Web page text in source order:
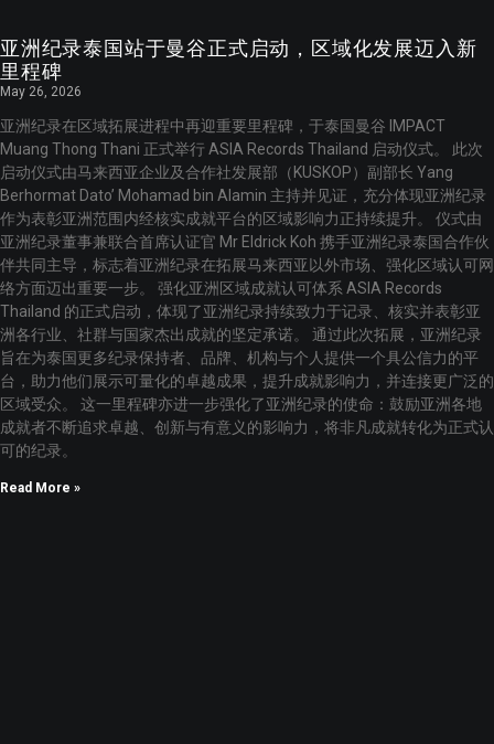
亚洲纪录泰国站于曼谷正式启动，区域化发展迈入新
里程碑
May 26, 2026
亚洲纪录在区域拓展进程中再迎重要里程碑，于泰国曼谷 IMPACT
Muang Thong Thani 正式举行 ASIA Records Thailand 启动仪式。 此次
启动仪式由马来西亚企业及合作社发展部（KUSKOP）副部长 Yang
Berhormat Dato’ Mohamad bin Alamin 主持并见证，充分体现亚洲纪录
作为表彰亚洲范围内经核实成就平台的区域影响力正持续提升。 仪式由
亚洲纪录董事兼联合首席认证官 Mr Eldrick Koh 携手亚洲纪录泰国合作伙
伴共同主导，标志着亚洲纪录在拓展马来西亚以外市场、强化区域认可网
络方面迈出重要一步。 强化亚洲区域成就认可体系 ASIA Records
Thailand 的正式启动，体现了亚洲纪录持续致力于记录、核实并表彰亚
洲各行业、社群与国家杰出成就的坚定承诺。 通过此次拓展，亚洲纪录
旨在为泰国更多纪录保持者、品牌、机构与个人提供一个具公信力的平
台，助力他们展示可量化的卓越成果，提升成就影响力，并连接更广泛的
区域受众。 这一里程碑亦进一步强化了亚洲纪录的使命：鼓励亚洲各地
成就者不断追求卓越、创新与有意义的影响力，将非凡成就转化为正式认
可的纪录。
Read More »